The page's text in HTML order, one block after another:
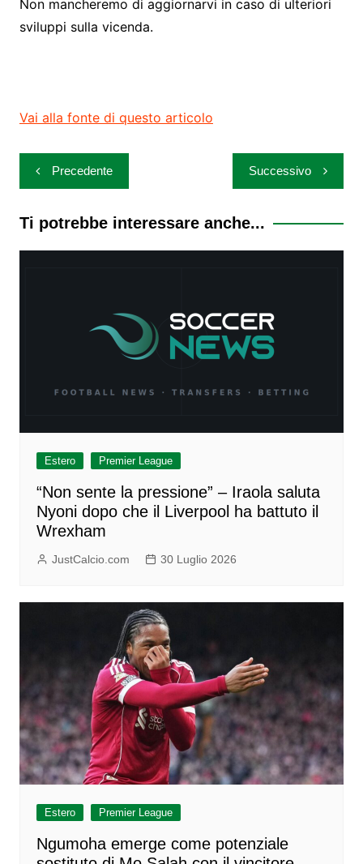
Non mancheremo di aggiornarvi in caso di ulteriori
sviluppi sulla vicenda.
Vai alla fonte di questo articolo
Navigazione
articoli
Precedente Successivo
Ti potrebbe interessare anche...
Estero Premier League
“Non sente la pressione” – Iraola saluta
Nyoni dopo che il Liverpool ha battuto il
Wrexham
JustCalcio.com 30 Luglio 2026
Estero Premier League
Ngumoha emerge come potenziale